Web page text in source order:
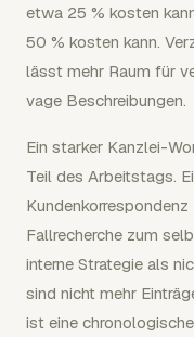
etwa 25 % kosten
50 % kosten kann.
lässt mehr Raum für
vage Beschreibungen.
Ein starker Kanzlei-
Teil des Arbeitstags.
Fallrecherche zum
interne Strategie als
sind nicht mehr
ist eine